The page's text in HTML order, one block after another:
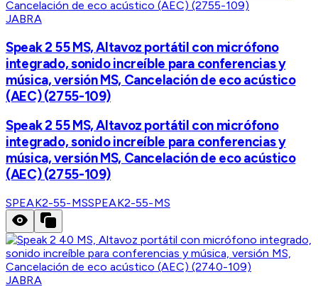
JABRA
Speak 2 55 MS, Altavoz portátil con micrófono
integrado, sonido increíble para conferencias y
música, versión MS, Cancelación de eco acústico
(AEC) (2755-109)
Speak 2 55 MS, Altavoz portátil con micrófono
integrado, sonido increíble para conferencias y
música, versión MS, Cancelación de eco acústico
(AEC) (2755-109)
SPEAK2-55-MSSPEAK2-55-MS
JABRA